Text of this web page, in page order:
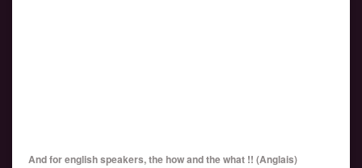
And for english speakers, the how and the what !! (Anglais)